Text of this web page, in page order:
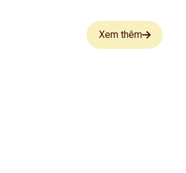
Xem thêm